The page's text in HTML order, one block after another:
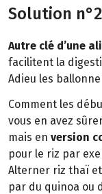
Solution
Autre clé d’une
facilitent la
Adieu les
Comment les
vous en avez
mais en version
pour le riz par
Alterner riz thaï
par du quinoa ou